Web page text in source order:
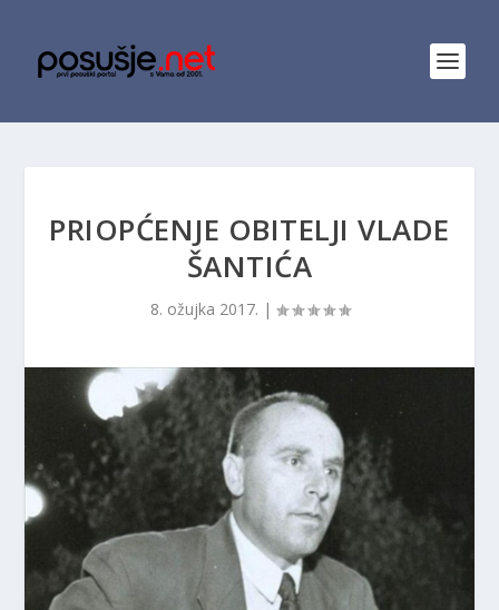
PRIOPĆENJE OBITELJI VLADE
ŠANTIĆA
8. ožujka 2017. |